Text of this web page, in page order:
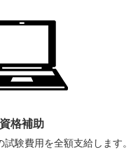
資格補助
験費用を全額支給します。